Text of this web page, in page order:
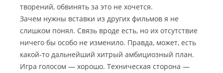
творений, обвинять за это не хочется.
Зачем нужны вставки из других фильмов я не
слишком понял. Связь вроде есть, но их отсутствие
ничего бы особо не изменило. Правда, может, есть
какой-то дальнейший хитрый амбициозный план.
Игра голосом — хорошо. Техническая сторона —